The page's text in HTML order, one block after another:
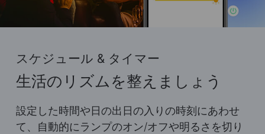
スケジュール & タイマー
生活のリズムを整えましょう
設定した時間や日の出日の入りの時刻にあわせ
て、自動的にランプのオン/オフや明るさを切り